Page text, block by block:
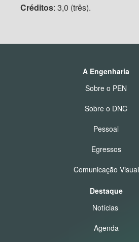
Créditos: 3,0 (três).
A Engenharia
Sobre o PEN
Sobre o DNC
Pessoal
Egressos
Comunicação Visual
Destaque
Notícias
Agenda